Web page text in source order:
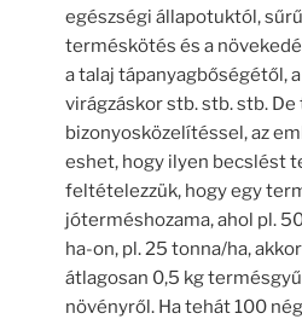
egészségi állapotuktól,
terméskötés és a
a talaj tápanyagbőségétől,
virágzáskor stb. stb. stb.
bizonyosközelítéssel, az
eshet, hogy ilyen becslést
feltételezzük, hogy egy
jóterméshozama, ahol pl.
ha-on, pl. 25 tonna/ha,
átlagosan 0,5 kg
növényről. Ha tehát 100